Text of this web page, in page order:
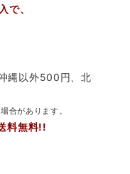
で、
縄以外500円、北
合があります。
料無料!!